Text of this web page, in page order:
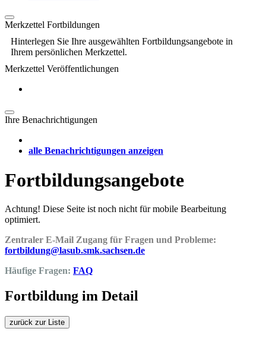
Merkzettel Fortbildungen
Hinterlegen Sie Ihre ausgewählten Fortbildungsangebote in
Ihrem persönlichen Merkzettel.
Merkzettel Veröffentlichungen
Ihre Benachrichtigungen
alle Benachrichtigungen anzeigen
Fortbildungsangebote
Achtung! Diese Seite ist noch nicht für mobile Bearbeitung
optimiert.
Zentraler E-Mail Zugang für Fragen und Probleme:
fortbildung@lasub.smk.sachsen.de
Häufige Fragen: FAQ
Fortbildung im Detail
zurück zur Liste